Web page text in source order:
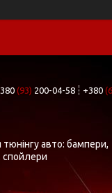
(93) 200-04-58 +380
авто: бампери,
спойлери